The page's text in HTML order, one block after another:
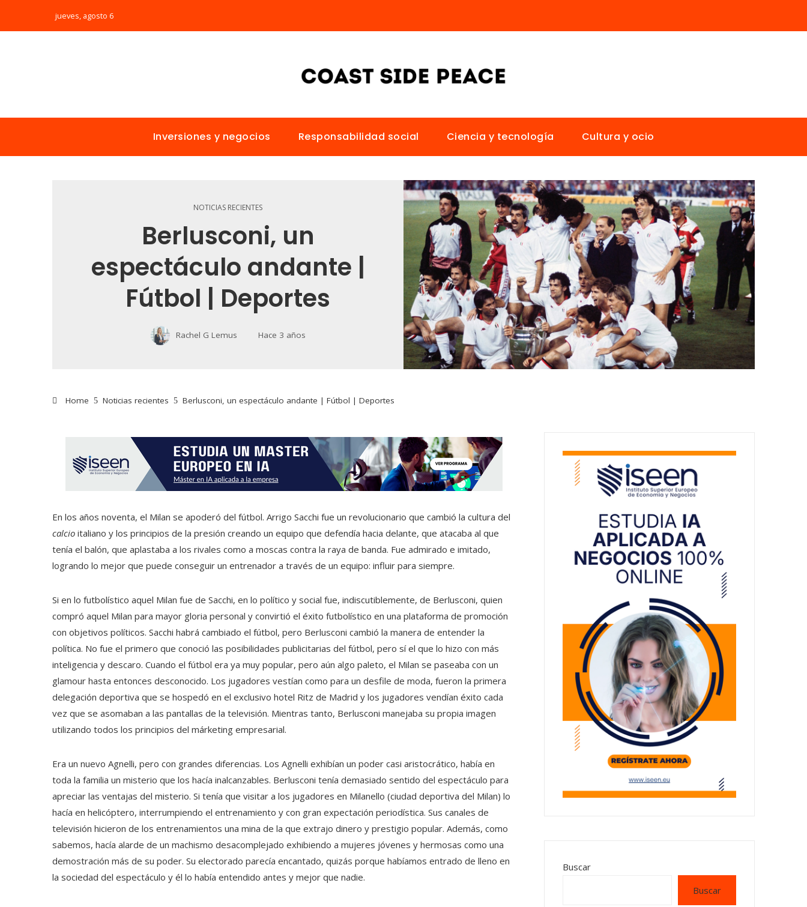
jueves, agosto 6
Inversiones y negocios Responsabilidad social Ciencia y tecnología Cultura y ocio
NOTICIAS RECIENTES
Berlusconi, un
espectáculo andante |
Fútbol | Deportes
Rachel G Lemus Hace 3 años
Home Noticias recientes Berlusconi, un espectáculo andante | Fútbol | Deportes
En los años noventa, el Milan se apoderó del fútbol. Arrigo Sacchi fue un revolucionario que cambió la cultura del
calcio italiano y los principios de la presión creando un equipo que defendía hacia delante, que atacaba al que
tenía el balón, que aplastaba a los rivales como a moscas contra la raya de banda. Fue admirado e imitado,
logrando lo mejor que puede conseguir un entrenador a través de un equipo: influir para siempre.
Si en lo futbolístico aquel Milan fue de Sacchi, en lo político y social fue, indiscutiblemente, de Berlusconi, quien
compró aquel Milan para mayor gloria personal y convirtió el éxito futbolístico en una plataforma de promoción
con objetivos políticos. Sacchi habrá cambiado el fútbol, pero Berlusconi cambió la manera de entender la
política. No fue el primero que conoció las posibilidades publicitarias del fútbol, pero sí el que lo hizo con más
inteligencia y descaro. Cuando el fútbol era ya muy popular, pero aún algo paleto, el Milan se paseaba con un
glamour hasta entonces desconocido. Los jugadores vestían como para un desfile de moda, fueron la primera
delegación deportiva que se hospedó en el exclusivo hotel Ritz de Madrid y los jugadores vendían éxito cada
vez que se asomaban a las pantallas de la televisión. Mientras tanto, Berlusconi manejaba su propia imagen
utilizando todos los principios del márketing empresarial.
Era un nuevo Agnelli, pero con grandes diferencias. Los Agnelli exhibían un poder casi aristocrático, había en
toda la familia un misterio que los hacía inalcanzables. Berlusconi tenía demasiado sentido del espectáculo para
apreciar las ventajas del misterio. Si tenía que visitar a los jugadores en Milanello (ciudad deportiva del Milan) lo
hacía en helicóptero, interrumpiendo el entrenamiento y con gran expectación periodística. Sus canales de
televisión hicieron de los entrenamientos una mina de la que extrajo dinero y prestigio popular. Además, como
sabemos, hacía alarde de un machismo desacomplejado exhibiendo a mujeres jóvenes y hermosas como una
demostración más de su poder. Su electorado parecía encantado, quizás porque habíamos entrado de lleno en
la sociedad del espectáculo y él lo había entendido antes y mejor que nadie.
Buscar
Buscar